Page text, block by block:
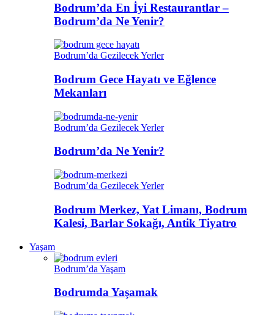
Bodrum’da En İyi Restaurantlar –
Bodrum’da Ne Yenir?
Bodrum’da Gezilecek Yerler
Bodrum Gece Hayatı ve Eğlence
Mekanları
Bodrum’da Gezilecek Yerler
Bodrum’da Ne Yenir?
Bodrum’da Gezilecek Yerler
Bodrum Merkez, Yat Limanı, Bodrum
Kalesi, Barlar Sokağı, Antik Tiyatro
Yaşam
Bodrum’da Yaşam
Bodrumda Yaşamak